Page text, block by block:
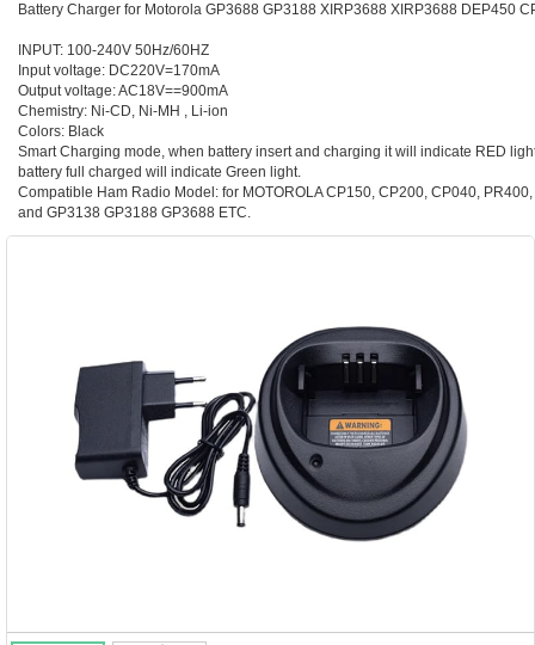
Battery Charger for Motorola GP3688 GP3188 XIRP3688 XIRP3688 DEP450
INPUT: 100-240V 50Hz/60HZ
Input voltage: DC220V=170mA
Output voltage: AC18V==900mA
Chemistry: Ni-CD, Ni-MH , Li-ion
Colors: Black
Smart Charging mode, when battery insert and charging it will indicate RED
battery full charged will indicate Green light.
Compatible Ham Radio Model: for MOTOROLA CP150, CP200, CP040,
and GP3138 GP3188 GP3688 ETC.